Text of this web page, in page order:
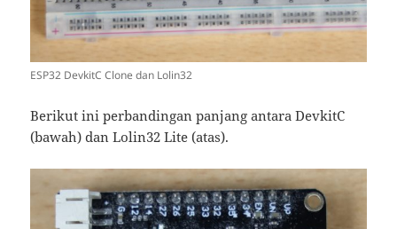
ESP32 DevkitC Clone dan Lolin32
Berikut ini perbandingan panjang antara DevkitC
(bawah) dan Lolin32 Lite (atas).